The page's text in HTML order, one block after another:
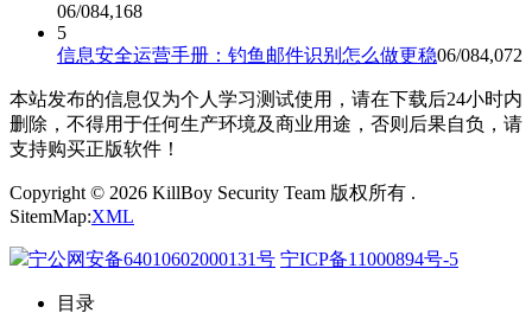
06/084,168
5
信息安全运营手册：钓鱼邮件识别怎么做更稳06/084,072
本站发布的信息仅为个人学习测试使用，请在下载后24小时内
删除，不得用于任何生产环境及商业用途，否则后果自负，请
支持购买正版软件！
Copyright © 2026 KillBoy Security Team 版权所有 .
SitemMap:XML
宁公网安备64010602000131号 宁ICP备11000894号-5
目录